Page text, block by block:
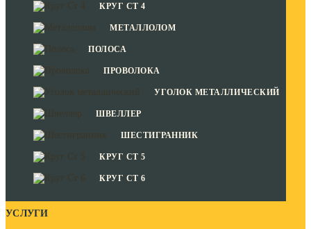
КРУГ СТ 4
МЕТАЛЛОЛОМ
ПОЛОСА
ПРОВОЛОКА
УГОЛОК МЕТАЛЛИЧЕСКИЙ
ШВЕЛЛЕР
ШЕСТИГРАННИК
КРУГ СТ 5
КРУГ СТ 6
УСЛУГИ